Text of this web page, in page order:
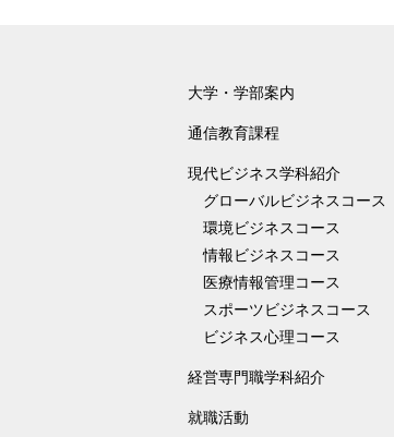
大学・学部案内
通信教育課程
現代ビジネス学科紹介
グローバルビジネスコース
環境ビジネスコース
情報ビジネスコース
医療情報管理コース
スポーツビジネスコース
ビジネス心理コース
経営専門職学科紹介
就職活動